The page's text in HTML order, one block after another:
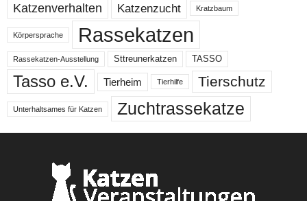
Katzenverhalten Katzenzucht Kratzbaum
Körpersprache Rassekatzen
Rassekatzen-Ausstellung Sttreunerkatzen TASSO
Tasso e.V. Tierheim Tierhilfe Tierschutz
Unterhaltsames für Katzen Zuchtrassekatze